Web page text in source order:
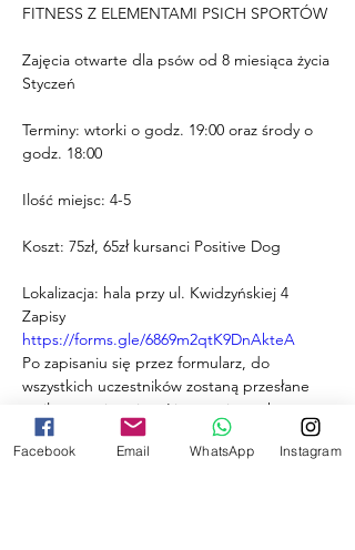
FITNESS Z ELEMENTAMI PSICH SPORTÓW
Zajęcia otwarte dla psów od 8 miesiąca życia
Styczeń
Terminy: wtorki o godz. 19:00 oraz środy o
godz. 18:00
Ilość miejsc: 4-5
Koszt: 75zł, 65zł kursanci Positive Dog
Lokalizacja: hala przy ul. Kwidzyńskiej 4
Zapisy
https://forms.gle/6869m2qtK9DnAkteA
Po zapisaniu się przez formularz, do
wszystkich uczestników zostaną przesłane
maile organizacyjne. Lista zapisanych
uczestników jest aktualizowana w poście na
stronie wydarzenia.
Facebook Email WhatsApp Instagram